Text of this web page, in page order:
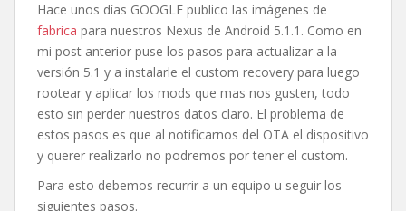
Hace unos días GOOGLE publico las imágenes de
fabrica para nuestros Nexus de Android 5.1.1. Como en
mi post anterior puse los pasos para actualizar a la
versión 5.1 y a instalarle el custom recovery para luego
rootear y aplicar los mods que mas nos gusten, todo
esto sin perder nuestros datos claro. El problema de
estos pasos es que al notificarnos del OTA el dispositivo
y querer realizarlo no podremos por tener el custom.
Para esto debemos recurrir a un equipo u seguir los
siguientes pasos.